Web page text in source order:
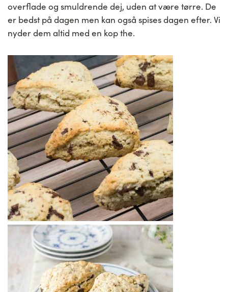
overflade og smuldrende dej, uden at være tørre. De
er bedst på dagen men kan også spises dagen efter. Vi
nyder dem altid med en kop the.